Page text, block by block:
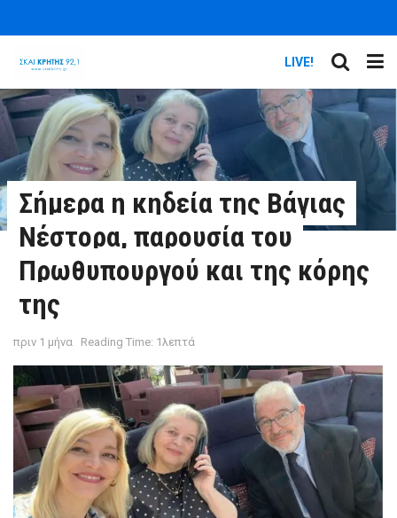
LIVE!
Σήμερα η κηδεία της Βάγιας
Νέστορα, παρουσία του
Πρωθυπουργού και της κόρης
της
πριν 1 μήνα Reading Time: 1λεπτά